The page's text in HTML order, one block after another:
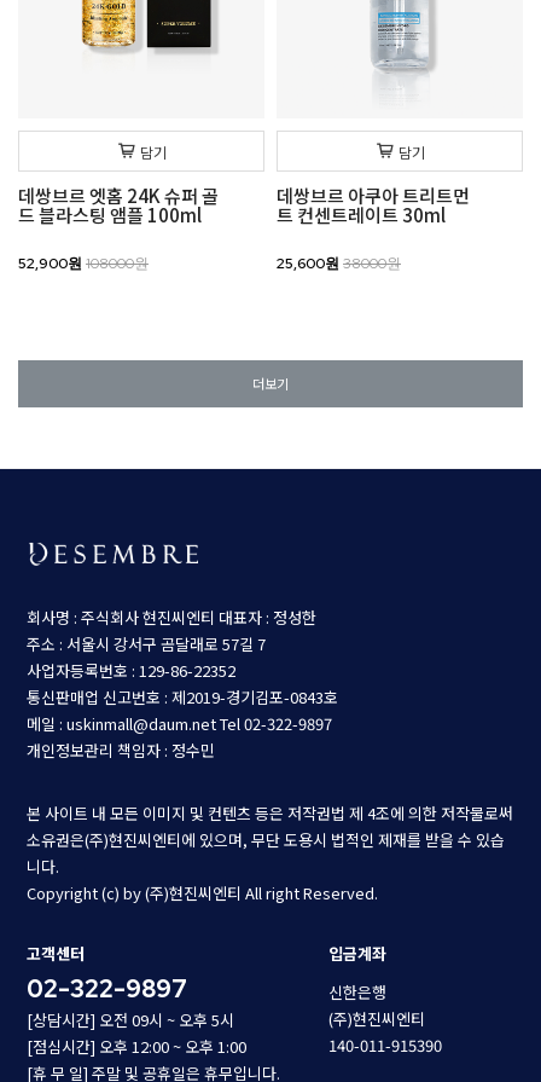
담기
데쌍브르 엣홈 24K 슈퍼 골
드 블라스팅 앰플 100ml
52,900원 108000원
담기
데쌍브르 아쿠아 트리트먼
트 컨센트레이트 30ml
25,600원 38000원
더보기
회사명 : 주식회사 현진씨엔티 대표자 : 정성한
주소 : 서울시 강서구 곰달래로 57길 7
사업자등록번호 : 129-86-22352
통신판매업 신고번호 : 제2019-경기김포-0843호
메일 : uskinmall@daum.netTel 02-322-9897
개인정보관리 책임자 : 정수민
본 사이트 내 모든 이미지 및 컨텐츠 등은 저작권법 제 4조에 의한 저작물로써
소유권은(주)현진씨엔티에 있으며, 무단 도용시 법적인 제재를 받을 수 있습
니다.
Copyright (c) by (주)현진씨엔티 All right Reserved.
고객센터
02-322-9897
[상담시간] 오전 09시 ~ 오후 5시
[점심시간] 오후 12:00 ~ 오후 1:00
[휴 무 일] 주말 및 공휴일은 휴무입니다.
입금계좌
신한은행
(주)현진씨엔티
140-011-915390